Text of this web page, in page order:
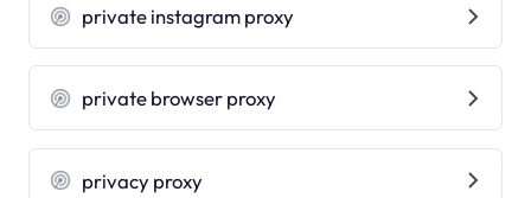
private instagram proxy
private browser proxy
privacy proxy